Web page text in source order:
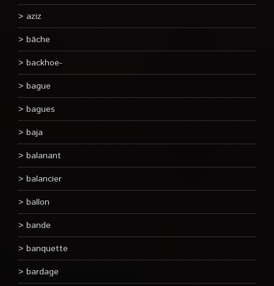
aziz
bâche
backhoe-
bague
bagues
baja
balanant
balancier
ballon
bande
banquette
bardage